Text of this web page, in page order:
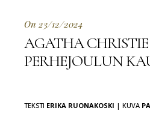
On 23/12/2024
AGATHA
PERHEJOULUN
TEKSTI ERIKA RUONAKOSKI | KUVA